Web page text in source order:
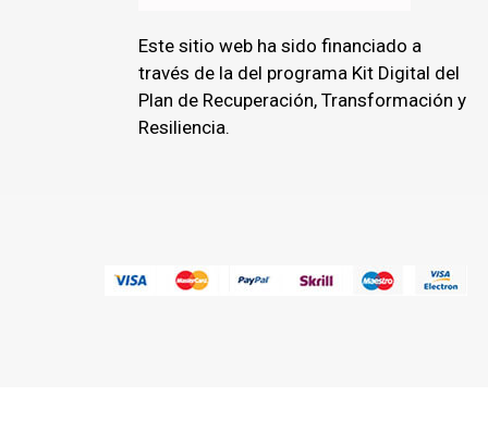
Este sitio web ha sido financiado a
través de la del programa Kit Digital del
Plan de Recuperación, Transformación y
Resiliencia.